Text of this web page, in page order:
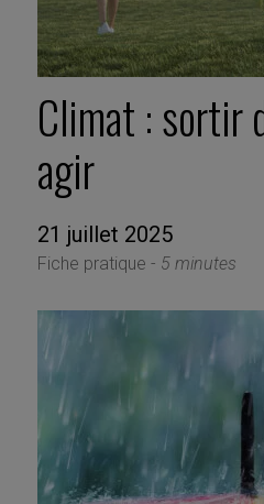
Climat : sortir
agir
21 juillet 2025
Fiche pratique - 5 minutes